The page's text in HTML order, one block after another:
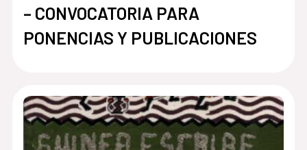
– CONVOCATORIA PARA
PONENCIAS Y PUBLICACIONES